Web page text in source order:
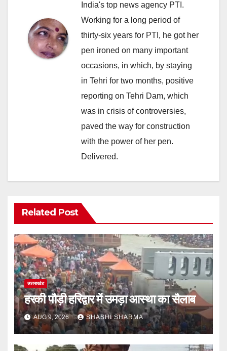
India's top news agency PTI.
Working for a long period of
thirty-six years for PTI, he got her
pen ironed on many important
occasions, in which, by staying
in Tehri for two months, positive
reporting on Tehri Dam, which
was in crisis of controversies,
paved the way for construction
with the power of her pen.
Delivered.
Related Post
उत्तराखंड
हरकी पौड़ी हरिद्वार में उमड़ा आस्था का सैलाब
AUG 9, 2026 SHASHI SHARMA